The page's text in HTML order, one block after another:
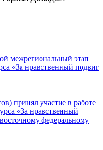
межрегиональный этап
«За нравственный подвиг
принял участие в работе
«За нравственный
федеральному